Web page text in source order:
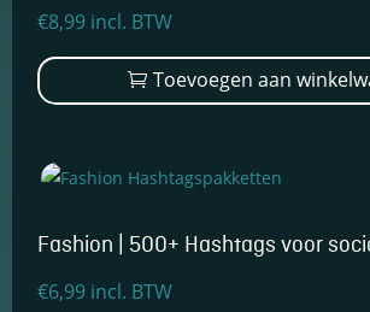
€8,99 incl. BTW
Toevoegen aan
Fashion | 500+ Hashtags voor
€6,99 incl. BTW